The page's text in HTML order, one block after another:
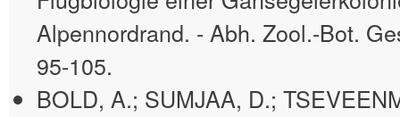
Alpennordrand. - Abh. Zool.-Bot.
95-105.
BOLD, A.; SUMJAA, D.;